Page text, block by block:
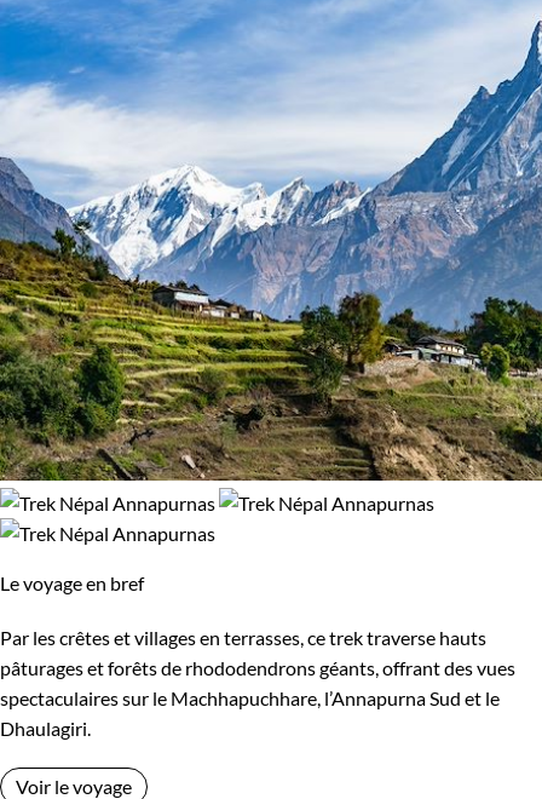
Le voyage en bref
Par les crêtes et villages en terrasses, ce trek traverse hauts
pâturages et forêts de rhododendrons géants, offrant des vues
spectaculaires sur le Machhapuchhare, l’Annapurna Sud et le
Dhaulagiri.
Voir le voyage